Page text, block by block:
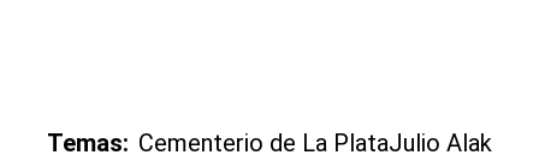
Temas: Cementerio de La PlataJulio Alak